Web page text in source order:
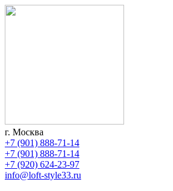
г. Москва
+7 (901) 888-71-14
+7 (901) 888-71-14
+7 (920) 624-23-97
info@loft-style33.ru